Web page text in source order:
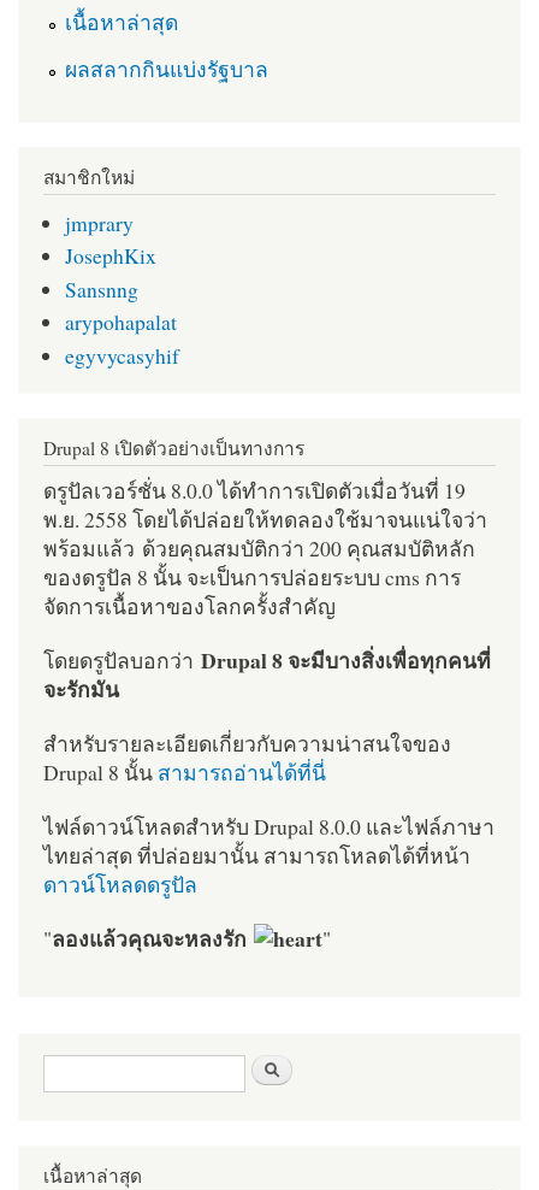
เนื้อหาล่าสุด
ผลสลากกินแบ่งรัฐบาล
สมาชิกใหม่
jmprary
JosephKix
Sansnng
arypohapalat
egyvycasyhif
Drupal 8 เปิดตัวอย่างเป็นทางการ
ดรูปัลเวอร์ชั่น 8.0.0 ได้ทำการเปิดตัวเมื่อวันที่ 19
พ.ย. 2558 โดยได้ปล่อยให้ทดลองใช้มาจนแน่ใจว่า
พร้อมแล้ว ด้วยคุณสมบัติกว่า 200 คุณสมบัติหลัก
ของดรูปัล 8 นั้น จะเป็นการปล่อยระบบ cms การ
จัดการเนื้อหาของโลกครั้งสำคัญ
โดยดรูปัลบอกว่า Drupal 8 จะมีบางสิ่งเพื่อทุกคนที่
จะรักมัน
สำหรับรายละเอียดเกี่ยวกับความน่าสนใจของ
Drupal 8 นั้น สามารถอ่านได้ที่นี่
ไฟล์ดาวน์โหลดสำหรับ Drupal 8.0.0 และไฟล์ภาษา
ไทยล่าสุด ที่ปล่อยมานั้น สามารถโหลดได้ที่หน้า
ดาวน์โหลดดรูปัล
"ลองแล้วคุณจะหลงรัก "
ฟอร์มค้นหา
เนื้อหาล่าสุด